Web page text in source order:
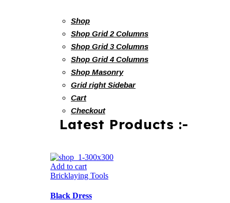
Shop
Shop Grid 2 Columns
Shop Grid 3 Columns
Shop Grid 4 Columns
Shop Masonry
Grid right Sidebar
Cart
Checkout
Latest Products :-
Add to cart
Bricklaying Tools
Black Dress